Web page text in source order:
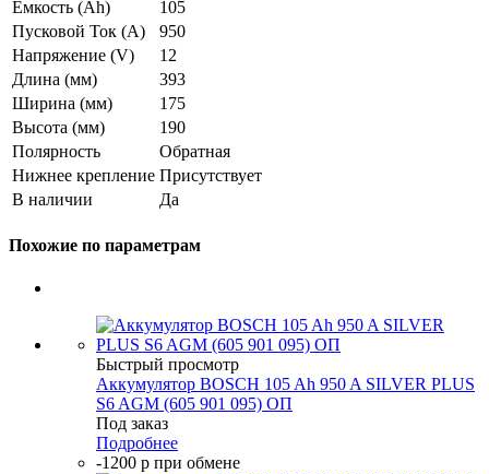
Емкость (Ah)
105
Пусковой Ток (A)
950
Напряжение (V)
12
Длина (мм)
393
Ширина (мм)
175
Высота (мм)
190
Полярность
Обратная
Нижнее крепление Присутствует
В наличии
Да
Похожие по параметрам
Быстрый просмотр
Аккумулятор BOSCH 105 Ah 950 A SILVER PLUS
S6 AGM (605 901 095) ОП
Под заказ
Подробнее
-1200 р при обмене